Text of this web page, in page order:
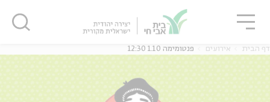
דף הבית אירועים פנטומימה 1.10 12:30
סגור